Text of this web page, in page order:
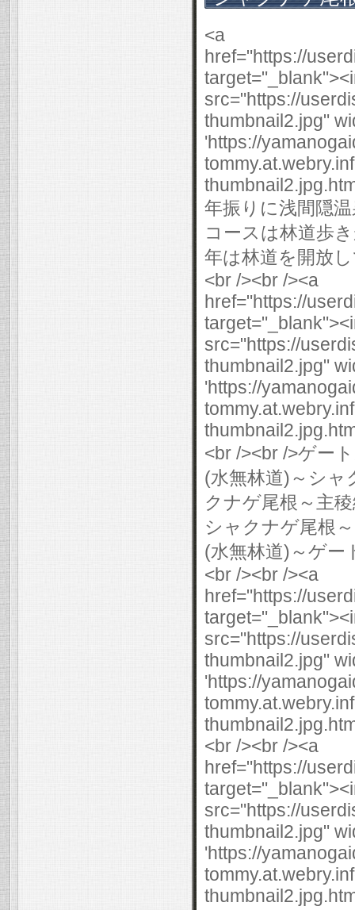
<a
href="https://
src="https://
thumbnail2.jpg"
'https://
年振りに浅間隠
コースは林道歩
年は林道を開放
<br /><br /><a
href="https://
src="https://
thumbnail2.jpg"
'https://
<br /><br />ゲー
(水無林道)～シャ
クナゲ尾根～主
シャクナゲ尾根
(水無林道)～ゲー
<br /><br /><a
href="https://
src="https://
thumbnail2.jpg"
'https://
<br /><br /><a
href="https://
src="https://
thumbnail2.jpg"
'https://